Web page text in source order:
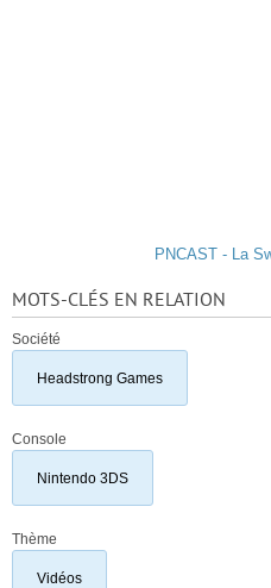
PNCAST - La
MOTS-CLÉS EN RELATION
Société
Headstrong Games
Console
Nintendo 3DS
Thème
Vidéos